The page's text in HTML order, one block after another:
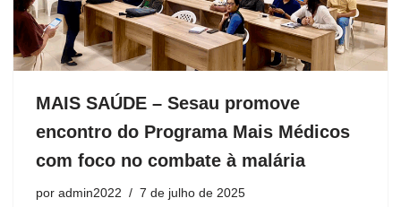
MAIS SAÚDE – Sesau promove
encontro do Programa Mais Médicos
com foco no combate à malária
por admin2022 7 de julho de 2025